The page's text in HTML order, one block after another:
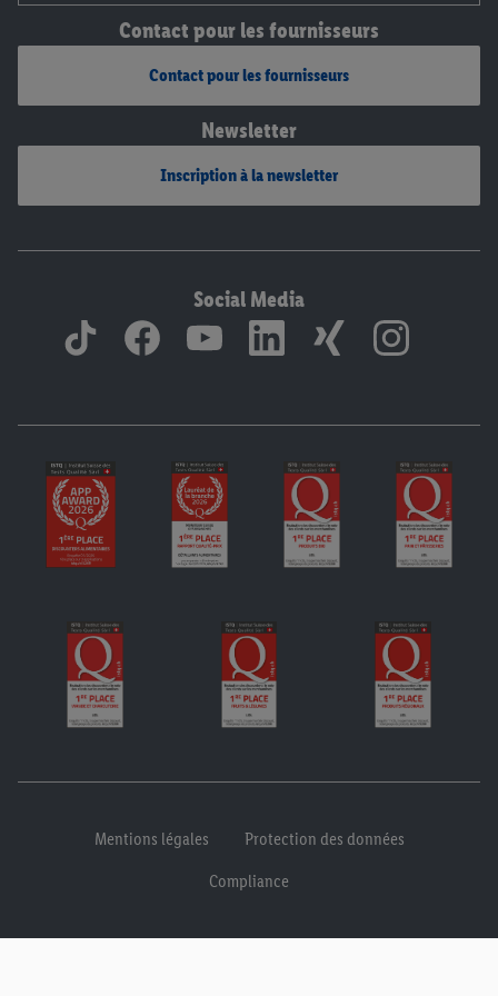
Contact pour les fournisseurs
Contact pour les fournisseurs
Newsletter
Inscription à la newsletter
Social Media
Mentions légales
Protection des données
Compliance